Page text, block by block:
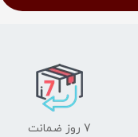
7 روز ضمانت